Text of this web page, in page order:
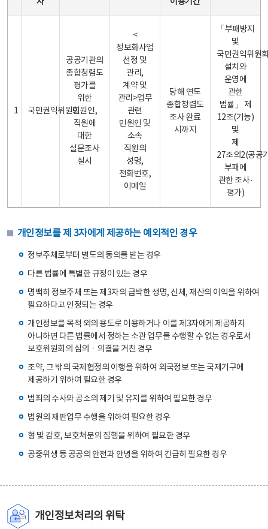
1 국민권익위원회
공공기관의
종합청렴도
평가를
위한
민원인,
직원에
대한
설문조사
실시
<
정보화사업
선정 및
관리,
계약 및
관리>업무
관련
민원인 및
소속
직원의
성명,
전화번호,
이메일
당해 연도
종합청렴도
조사 완료
시까지
「부패방지
및
국민권익위원
설치와
운영에
관한
법률」 제
12조(기능)
및
제
27조의2(공공
부패에
관한 조사·
평가)
개인정보를 제 3자에게 제공하는 예외적인 경우
정보주체로부터 별도의 동의를 받는 경우
다른 법률에 특별한 규정이 있는 경우
명백히 정보주체 또는 제3자의 급박한 생명, 신체, 재산의 이익을 위하여
필요하다고 인정되는 경우
개인정보를 목적 외의 용도로 이용하거나 이를 제3자에게 제공하지
아니하면 다른 법률에서 정하는 소관 업무를 수행할 수 없는 경우로서
보호위원회의 심의ㆍ의결을 거친 경우
조약, 그 밖의 국제협정의 이행을 위하여 외국정보 또는 국제기구에
제공하기 위하여 필요한 경우
범죄의 수사와 공소의 제기 및 유지를 위하여 필요한 경우
법원의 재판업무 수행을 위하여 필요한 경우
형 및 감호, 보호처분의 집행을 위하여 필요한 경우
공중위생 등 공공의 안전과 안녕을 위하여 긴급히 필요한 경우
개인정보처리의 위탁